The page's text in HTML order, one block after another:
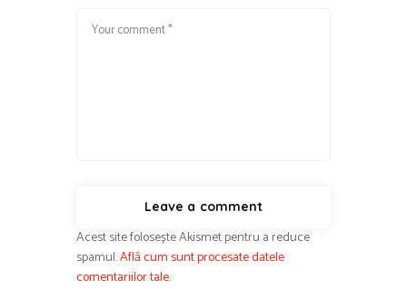
Acest site folosește Akismet pentru a reduce
spamul.Află cum sunt procesate datele
comentariilor tale.